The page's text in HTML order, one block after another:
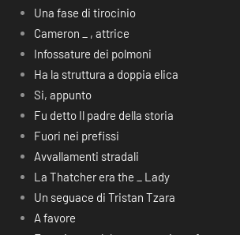
Una fase di tirocinio
Cameron _ , attrice
Infossature dei polmoni
Ha la struttura a doppia elica
Si, appunto
Fu detto Il padre della storia
Fuori nei prefissi
Avvallamenti stradali
La Thatcher era the _ Lady
Un seguace di Tristan Tzara
A favore